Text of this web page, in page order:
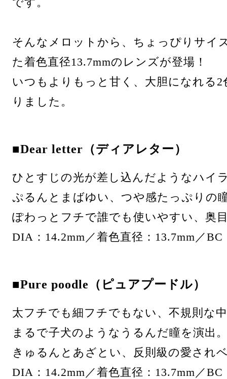
そんなメロットから、ちょっぴりサイ
た着色直径13.7mmのレンズが登場！
いつもよりもっと甘く、大胆になれる2
りました。
■Dear letter（ディアレター）
ひとすじの光が差し込んだようなハイ
ぷるんとまばゆい、つや感たっぷりの
ぽわっとフチで誰でも使いやすい、奥
DIA：14.2mm／着色直径：13.7mm／BC
■Pure poodle（ピュアプードル）
太フチでも細フチでもない、不規則な
まるで子犬のようなうるんだ瞳を演出
きゅるんとあざとい、反則級の愛され
DIA：14.2mm／着色直径：13.7mm／BC